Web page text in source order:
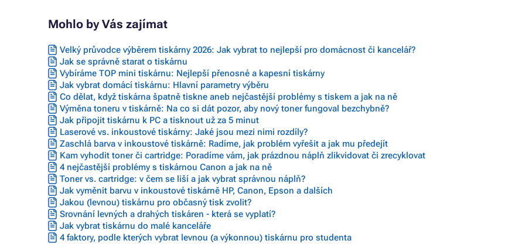
Mohlo by Vás zajímat
Velký průvodce výběrem tiskárny 2026: Jak vybrat to nejlepší pro domácnost či kancelář?
Jak se správně starat o tiskárnu
Vybíráme TOP mini tiskárnu: Nejlepší přenosné a kapesní tiskárny
Jak vybrat domácí tiskárnu: Hlavní parametry výběru
Co dělat, když tiskárna špatně tiskne aneb nejčastější problémy s tiskem a jak na ně
Výměna toneru v tiskárně: Na co si dát pozor, aby nový toner fungoval bezchybně?
Jak připojit tiskárnu k PC a tisknout už za 5 minut
Laserové vs. inkoustové tiskárny: Jaké jsou mezi nimi rozdíly?
Zaschlá barva v inkoustové tiskárně: Radíme, jak problém vyřešit a jak mu předejít
Kam vyhodit toner či cartridge: Poradíme vám, jak prázdnou náplň zlikvidovat či zrecyklovat
4 nejčastější problémy s tiskárnou Canon a jak na ně
Toner vs. cartridge: v čem se liší a jak vybrat správnou náplň?
Jak vyměnit barvu v inkoustové tiskárně HP, Canon, Epson a dalších
Jakou (levnou) tiskárnu pro občasný tisk zvolit?
Srovnání levných a drahých tiskáren - která se vyplatí?
Jak vybrat tiskárnu do malé kanceláře
4 faktory, podle kterých vybrat levnou (a výkonnou) tiskárnu pro studenta